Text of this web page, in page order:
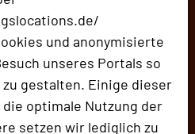
und anonymisierte
unseres Portals so
gestalten. Einige dieser
optimale Nutzung der
setzen wir lediglich zu